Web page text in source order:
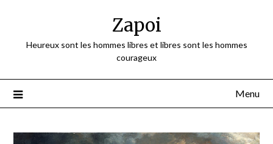
Zapoi
Heureux sont les hommes libres et libres sont les hommes
courageux
Menu